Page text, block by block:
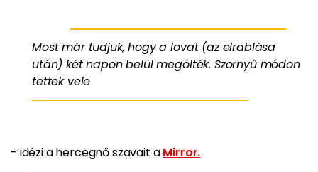
Most már tudjuk, hogy a lovat (az elrablása
után) két napon belül megölték. Szörnyű módon
tettek vele
- idézi a hercegnő szavait aMirror.